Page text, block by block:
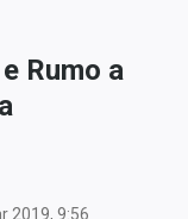
Rumo a
2019, 9:56